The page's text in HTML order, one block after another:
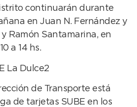
continuarán durante
en Juan N. Fernández y
Ramón Santamarina, en
a 14 hs.
de Transporte está
de tarjetas SUBE en los